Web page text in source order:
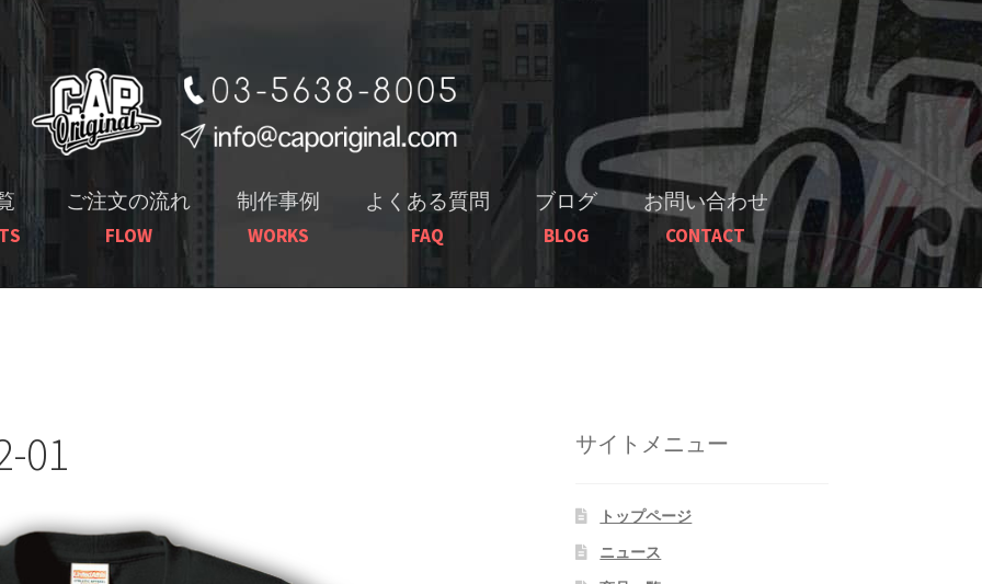
ビ
ー
ョ
へ
ン
ン
へ
キ
ご注文の流れ
FLOW
制作事例
WORKS
よくある質問
FAQ
ブログ
BLOG
お問い合わせ
CONTACT
01 サイトメニュー
トップページ
ニュース